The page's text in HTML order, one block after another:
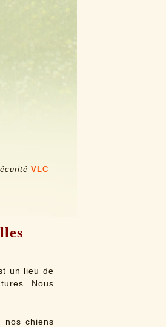
VLC
un lieu de
Nous
nos chiens